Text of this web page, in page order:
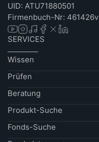
UID: ATU71880501
Firmenbuch-Nr: 461426v
SERVICES
Wissen
Prüfen
Beratung
Produkt-Suche
Fonds-Suche